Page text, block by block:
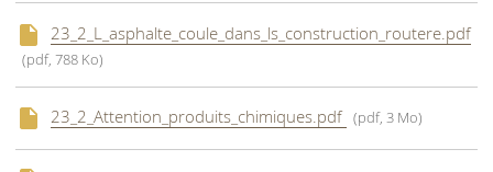
23_2_L_asphalte_coule_dans_ls_construction_routere.pdf
(pdf, 788 Ko)
23_2_Attention_produits_chimiques.pdf (pdf, 3 Mo)